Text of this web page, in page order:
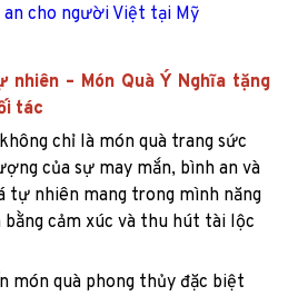
an cho người Việt tại Mỹ
– Món Quà Ý Nghĩa tặng
tác
chỉ là món quà trang sức
của sự may mắn, bình an và
tự nhiên mang trong mình năng
cảm xúc và thu hút tài lộc
món quà phong thủy đặc biệt